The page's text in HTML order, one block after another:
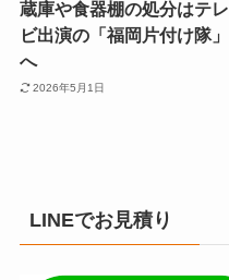
蔵庫や食器棚の処分はテレ
ビ出演の「福岡片付け隊」
へ
2026年5月1日
LINEでお見積り